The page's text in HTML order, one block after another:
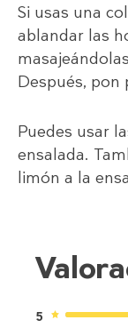
Si usas una
ablandar las
Después, pon
Puedes usar
ensalada.
limón a la
5